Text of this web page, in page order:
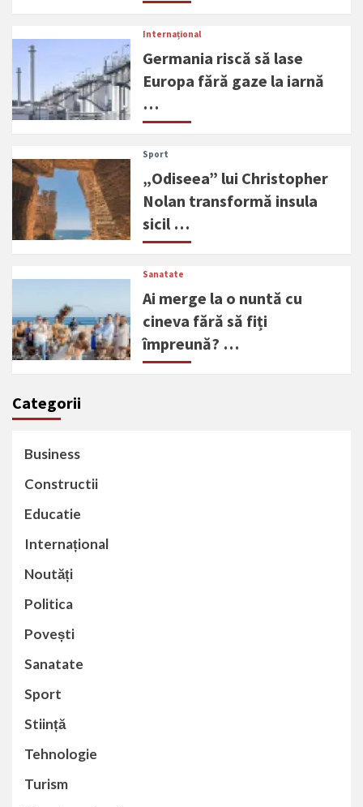
Internațional
Germania riscă să lase
Europa fără gaze la iarnă
…
Sport
„Odiseea” lui Christopher
Nolan transformă insula
sicil …
Sanatate
Ai merge la o nuntă cu
cineva fără să fiți
împreună? …
Categorii
Business
Constructii
Educatie
Internațional
Noutăți
Politica
Povești
Sanatate
Sport
Stiință
Tehnologie
Turism